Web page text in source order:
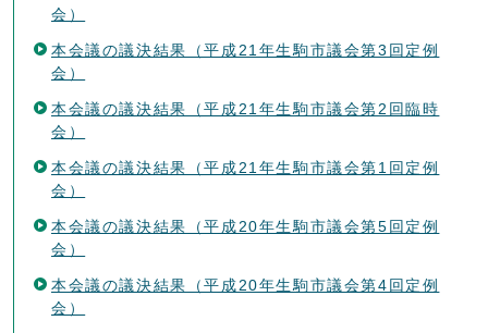
会）
本会議の議決結果（平成21年生駒市議会第3回定例
会）
本会議の議決結果（平成21年生駒市議会第2回臨時
会）
本会議の議決結果（平成21年生駒市議会第1回定例
会）
本会議の議決結果（平成20年生駒市議会第5回定例
会）
本会議の議決結果（平成20年生駒市議会第4回定例
会）